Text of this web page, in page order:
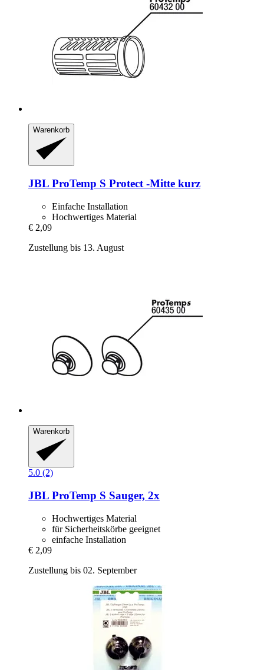
Warenkorb
JBL ProTemp S Protect -​Mitte kurz
Einfache Installation
Hochwertiges Material
€ 2,09
Zustellung bis 13. August
Warenkorb
5.0 (2)
JBL ProTemp S Sauger, 2x
Hochwertiges Material
für Sicherheitskörbe geeignet
einfache Installation
€ 2,09
Zustellung bis 02. September